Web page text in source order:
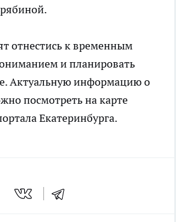
отнестись к временным
и планировать
Актуальную информацию о
посмотреть на карте
Екатеринбурга.